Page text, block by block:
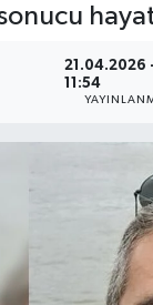
21.04.2026
11:54